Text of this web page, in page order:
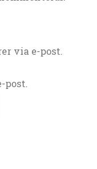
via e-post.
post.